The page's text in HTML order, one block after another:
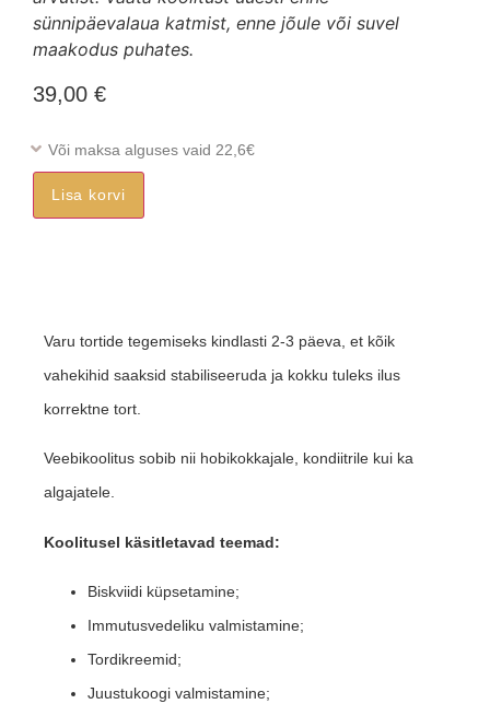
sünnipäevalaua katmist, enne jõule või suvel
maakodus puhates.
39,00 €
Või maksa alguses vaid 22,6€
Lisa korvi
Varu tortide tegemiseks kindlasti 2-3 päeva, et kõik
vahekihid saaksid stabiliseeruda ja kokku tuleks ilus
korrektne tort.
Veebikoolitus sobib nii hobikokkajale, kondiitrile kui ka
algajatele.
Koolitusel käsitletavad teemad:
Biskviidi küpsetamine;
Immutusvedeliku valmistamine;
Tordikreemid;
Juustukoogi valmistamine;